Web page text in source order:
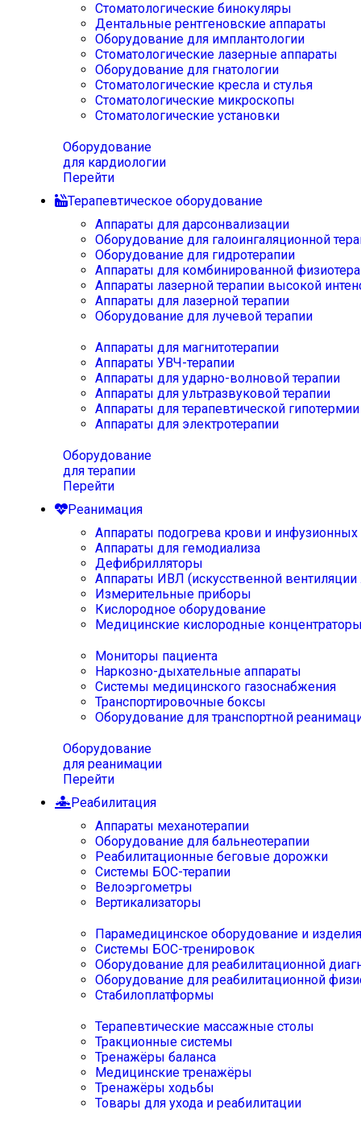
Стоматологические бинокуляры
Дентальные рентгеновские аппараты
Оборудование для имплантологии
Стоматологические лазерные аппараты
Оборудование для гнатологии
Стоматологические кресла и стулья
Стоматологические микроскопы
Стоматологические установки
Оборудование
для кардиологии
Перейти
Терапевтическое оборудование
Аппараты для дарсонвализации
Оборудование для галоингаляционной
Оборудование для гидротерапии
Аппараты для комбинированной
Аппараты лазерной терапии высокой
Аппараты для лазерной терапии
Оборудование для лучевой терапии
Аппараты для магнитотерапии
Аппараты УВЧ-терапии
Аппараты для ударно-волновой терапии
Аппараты для ультразвуковой терапии
Аппараты для терапевтической
Аппараты для электротерапии
Оборудование
для терапии
Перейти
Реанимация
Аппараты подогрева крови и инфузионных
Аппараты для гемодиализа
Дефибрилляторы
Аппараты ИВЛ (искусственной вентиляции
Измерительные приборы
Кислородное оборудование
Медицинские кислородные
Мониторы пациента
Наркозно-дыхательные аппараты
Системы медицинского газоснабжения
Транспортировочные боксы
Оборудование для транспортной
Оборудование
для реанимации
Перейти
Реабилитация
Аппараты механотерапии
Оборудование для бальнеотерапии
Реабилитационные беговые дорожки
Системы БОС-терапии
Велоэргометры
Вертикализаторы
Парамедицинское оборудование и изделия
Системы БОС-тренировок
Оборудование для реабилитационной
Оборудование для реабилитационной
Стабилоплатформы
Терапевтические массажные столы
Тракционные системы
Тренажёры баланса
Медицинские тренажёры
Тренажёры ходьбы
Товары для ухода и реабилитации